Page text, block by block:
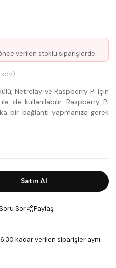
verilen stoklu siparişlerde.
Netrelay ve Raspberry Pi için
de kullanılabilir. Raspberry Pi
bir bağlantı yapmanıza gerek
Satın Al
Soru Sor Paylaş
kadar verilen siparişler aynı